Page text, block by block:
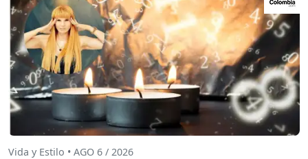
Vida y Estilo • AGO 6 / 2026